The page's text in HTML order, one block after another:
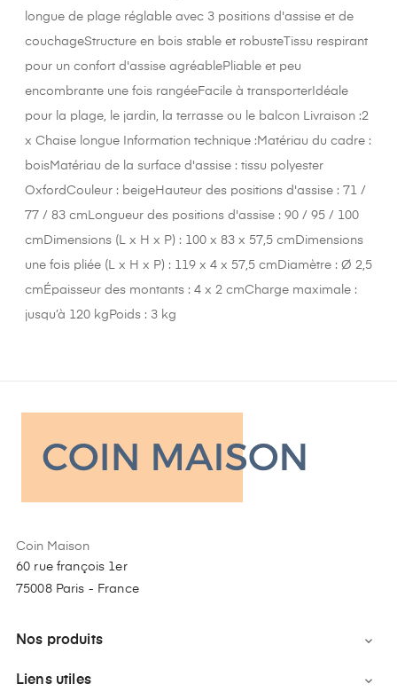
longue de plage réglable avec 3 positions d'assise et de
couchageStructure en bois stable et robusteTissu respirant
pour un confort d'assise agréablePliable et peu
encombrante une fois rangéeFacile à transporterIdéale
pour la plage, le jardin, la terrasse ou le balcon Livraison :2
x Chaise longue Information technique :Matériau du cadre :
boisMatériau de la surface d'assise : tissu polyester
OxfordCouleur : beigeHauteur des positions d'assise : 71 /
77 / 83 cmLongueur des positions d'assise : 90 / 95 / 100
cmDimensions (L x H x P) : 100 x 83 x 57,5 cmDimensions
une fois pliée (L x H x P) : 119 x 4 x 57,5 cmDiamètre : Ø 2,5
cmÉpaisseur des montants : 4 x 2 cmCharge maximale :
jusqu’à 120 kgPoids : 3 kg
Coin Maison
60 rue françois 1er
75008 Paris - France
Nos produits 
Liens utiles 